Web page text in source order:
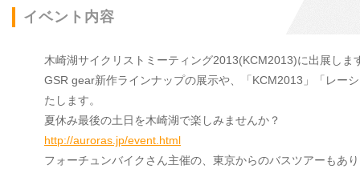
イベント内容
木崎湖サイクリストミーティング2013(KCM2013)に出展しま
GSR gear新作ラインナップの展示や、「KCM2013」「レー
たします。
夏休み最後の土日を木崎湖で楽しみませんか？
http://auroras.jp/event.html
フォーチュンバイクさん主催の、東京からのバスツアーもあ